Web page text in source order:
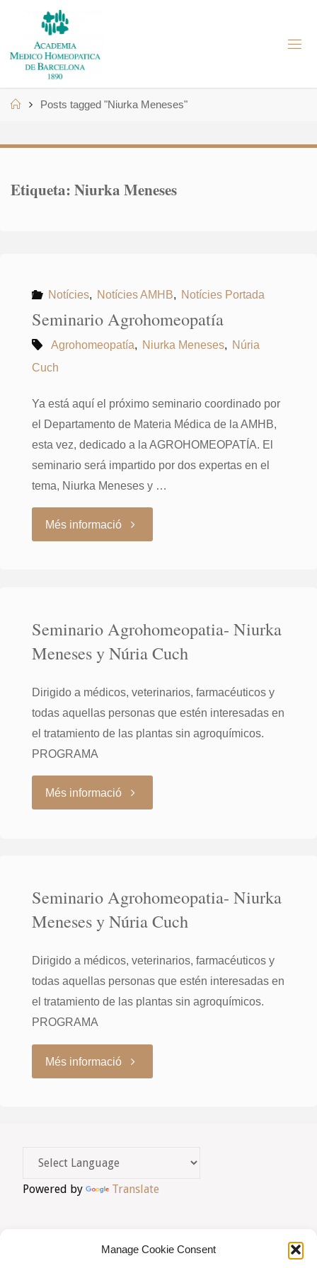
Manage Cookie Consent
content
B
HomePosts tagged "Niurka Meneses"
Etiqueta:Niurka Meneses
Notícies, Notícies AMHB, Notícies Portada
Seminario Agrohomeopatía
Agrohomeopatía Niurka Meneses,
Núria
Cuch
Ya está aquí el próximo seminario coordinado por
el Departamento de Materia Médica de la AMHB,
esta vez, dedicado a la AGROHOMEOPATÍA. El
seminario será impartido por dos expertas en el
tema, Niurka Meneses y …
Més informació"Seminario
Seminario Agrohomeopatia- Niurka
Meneses y Núria Cuch
Dirigido a médicos, veterinarios, farmacéuticos y
todas aquellas personas que estén interesadas en
el tratamiento de las plantas sin agroquímicos.
PROGRAMA
Més informació"Seminario
Meneses
y
Núria
Cuch"
Seminario Agrohomeopatia- Niurka
Meneses y Núria Cuch
Dirigido a médicos, veterinarios, farmacéuticos y
todas aquellas personas que estén interesadas en
el tratamiento de las plantas sin agroquímicos.
PROGRAMA
Més informació"Seminario
y
Powered by Translate